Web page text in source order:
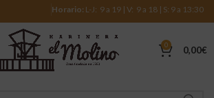
Horario: L-J: 9 a 19 | V: 9 a 18 | S: 9 a 13:30
0 0,00€